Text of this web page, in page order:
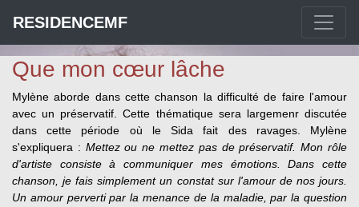
RESIDENCEMF
Que mon cœur lâche
Mylène aborde dans cette chanson la difficulté de faire l'amour
avec un préservatif. Cette thématique sera largemenr discutée
dans cette période où le Sida fait des ravages. Mylène
s'expliquera : Mettez ou ne mettez pas de préservatif. Mon rôle
d'artiste consiste à communiquer mes émotions. Dans cette
chanson, je fais simplement un constat sur l'amour de nos jours.
Un amour perverti par la menance de la maladie, par la question